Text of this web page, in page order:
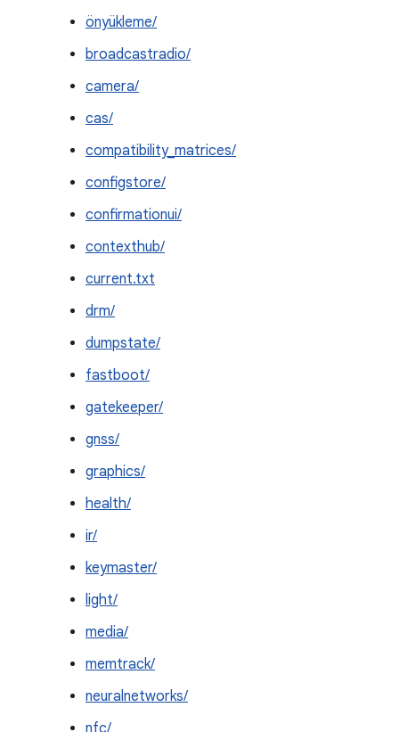
önyükleme/
broadcastradio/
camera/
cas/
compatibility_matrices/
configstore/
confirmationui/
contexthub/
current.txt
drm/
dumpstate/
fastboot/
gatekeeper/
gnss/
graphics/
health/
ir/
keymaster/
light/
media/
memtrack/
neuralnetworks/
nfc/